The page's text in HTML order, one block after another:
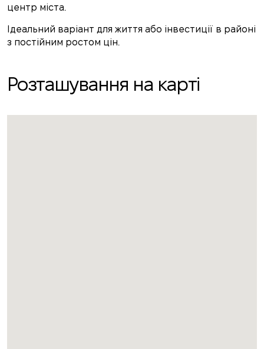
центр міста.
Ідеальний варіант для життя або інвестиції в районі
з постійним ростом цін.
Розташування на карті